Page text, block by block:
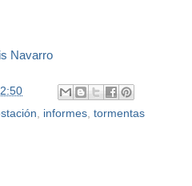
Navarro
informes tormentas